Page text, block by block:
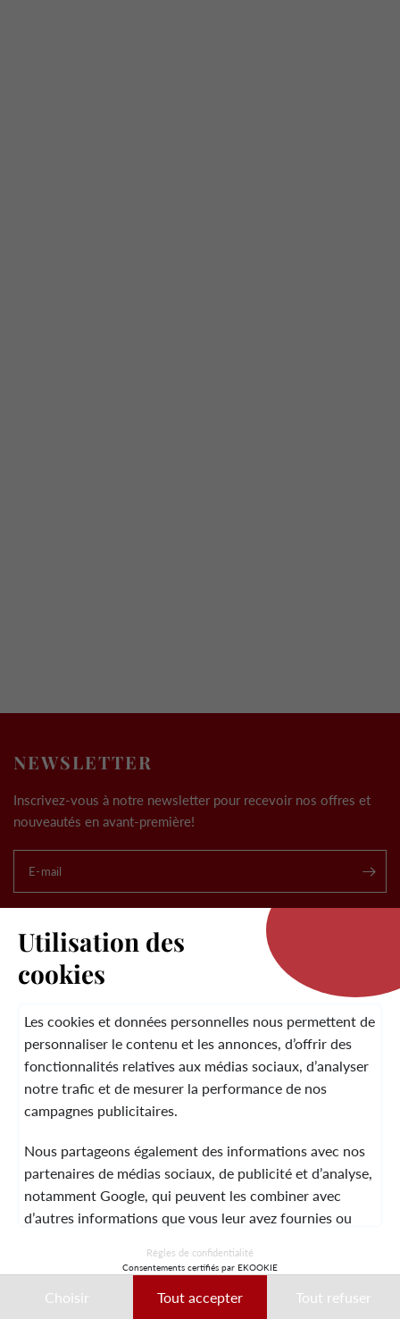
NEWSLETTER
Inscrivez-vous à notre newsletter pour recevoir nos offres et
nouveautés en avant-première!
E-mail
LA MARQUE
SERVICE CLIENT
© 2026 Laura Vita
DESIGNED BY LOBSTTER
MENTIONS LÉGALESCGVCONTACT
Utilisation des
cookies
Les cookies et données personnelles nous permettent de
personnaliser le contenu et les annonces, d’offrir des
fonctionnalités relatives aux médias sociaux, d’analyser
notre trafic et de mesurer la performance de nos
campagnes publicitaires.
Nous partageons également des informations avec nos
partenaires de médias sociaux, de publicité et d’analyse,
notamment Google, qui peuvent les combiner avec
d’autres informations que vous leur avez fournies ou
Ces données peuvent notamment être utilisées à des
Règles de confidentialité
Consentements certifiés par EKOOKIE
Choisir Tout accepter Tout refuser